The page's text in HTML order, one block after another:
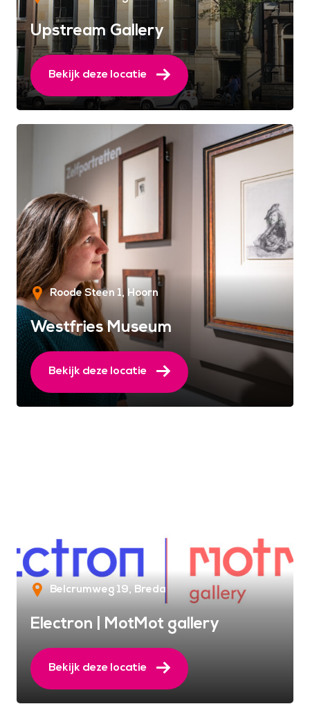
Upstream Gallery
Bekijk deze locatie
Roode Steen 1 Hoorn
Westfries Museum
Bekijk deze locatie
Belcrumweg 19 Breda
Electron | MotMot gallery
Bekijk deze locatie